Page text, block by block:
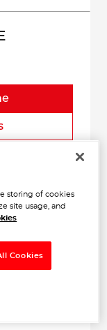
storing of cookies
site usage, and
Cookies